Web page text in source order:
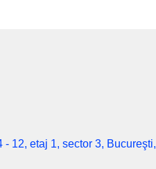
12, etaj 1, sector 3, Bucureşti,